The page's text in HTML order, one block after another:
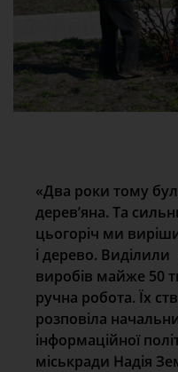
«Два роки тому
дерев’яна. Та
цьогоріч ми
і дерево.
виробів майже 50
ручна робота. Їх
розповіла
інформаційної
міськради Надія